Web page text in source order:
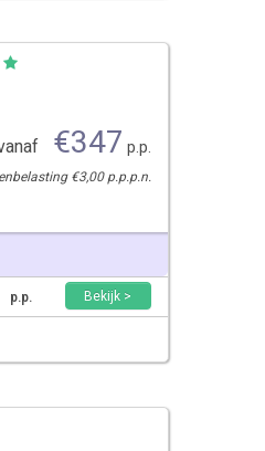
€347 p.p.
€3,00 p.p.p.n.
p.p. Bekijk >